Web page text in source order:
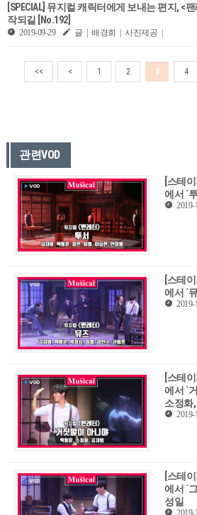
[SPECIAL] 뮤지컬 캐릭터에게 보내는 편지, <
작되길 [No.192]
2019-09-29 글 | 배경희 | 사진제공 |
<< < 1 2 3 4
관련VOD
[스테
에서 `
2019-
[스테
에서 `
2019-
[스테
에서 `
소정화
2019-
[스테
에서 `
성일
2019-